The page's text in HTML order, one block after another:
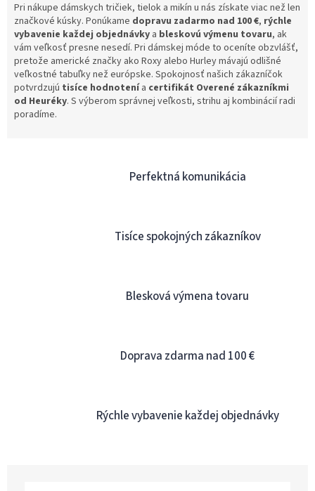
Pri nákupe dámskych tričiek, tielok a mikín u nás získate viac než len
značkové kúsky. Ponúkame dopravu zadarmo nad 100 €, rýchle
vybavenie každej objednávky a bleskovú výmenu tovaru, ak
vám veľkosť presne nesedí. Pri dámskej móde to oceníte obzvlášť,
pretože americké značky ako Roxy alebo Hurley mávajú odlišné
veľkostné tabuľky než európske. Spokojnosť našich zákazníčok
potvrdzujú tisíce hodnotenía certifikát Overené zákazníkmi
od Heuréky. S výberom správnej veľkosti, strihu aj kombinácií radi
poradíme.
Perfektná komunikácia
Tisíce spokojných zákazníkov
Blesková výmena tovaru
Doprava zdarma nad 100 €
Rýchle vybavenie každej objednávky